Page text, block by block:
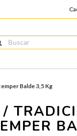
Balde 3,5 Kg
/